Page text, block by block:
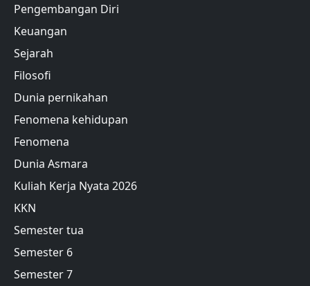
Pengembangan Diri
Keuangan
Sejarah
Filosofi
Dunia pernikahan
Fenomena kehidupan
Fenomena
Dunia Asmara
Kuliah Kerja Nyata 2026
KKN
Semester tua
Semester 6
Semester 7